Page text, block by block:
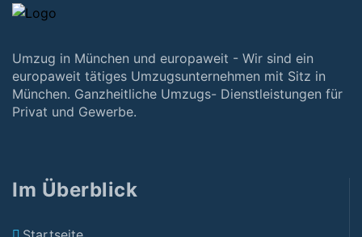
Umzug in München und europaweit - Wir sind ein
europaweit tätiges Umzugsunternehmen mit Sitz in
München. Ganzheitliche Umzugs- Dienstleistungen für
Privat und Gewerbe.
Im Überblick